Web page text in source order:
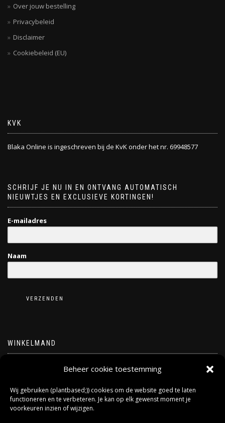
Beheer cookie toestemming
Wij gebruiken (plantbased;)) cookies om de website goed te laten
functioneren en te verbeteren. Je kan op elk gewenst moment je
voorkeuren inzien of wijzigen.
Over jouw bestelling
Privacybeleid
Disclaimer
Cookiebeleid (EU)
KVK
Blaka Online is ingeschreven bij de KvK onder het nr. 69948577
SCHRIJF JE NU IN EN ONTVANG AUTOMATISCH
NIEUWTJES EN EXCLUSIEVE KORTINGEN!
E-mailadres
Naam
VERZENDEN
WINKELMAND
Geen producten in de winkelwagen.